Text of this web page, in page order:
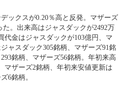
ックスが0.20％高と反発。マザーズ
。出来高はジャスダックが2492万
代金はジャスダックが103億円、マ
ャスダック305銘柄、マザーズ91銘
銘柄、マザーズ56銘柄。年初来高
マザーズ2銘柄、年初来安値更新は
6銘柄。